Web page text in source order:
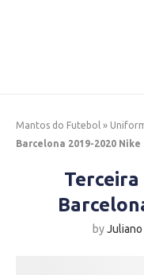
Mantos do Futebol »
Barcelona 2019-2020 Nike
Terceira
by